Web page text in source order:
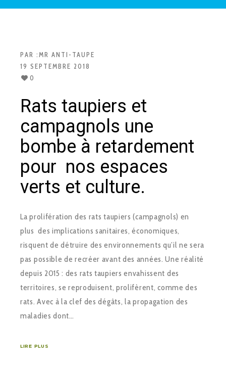
PAR :MR ANTI-TAUPE
19 SEPTEMBRE 2018
0
Rats taupiers et
campagnols une
bombe à retardement
pour nos espaces
verts et culture.
La prolifération des rats taupiers (campagnols) en
plus des implications sanitaires, économiques,
risquent de détruire des environnements qu’il ne sera
pas possible de recréer avant des années. Une réalité
depuis 2015 : des rats taupiers envahissent des
territoires, se reproduisent, prolifèrent, comme des
rats. Avec à la clef des dégâts, la propagation des
maladies dont…
LIRE PLUS